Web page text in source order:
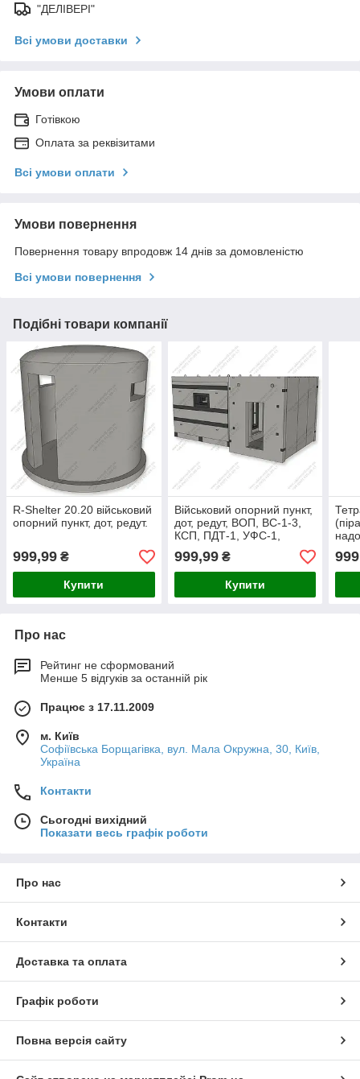
"ДЕЛІВЕРІ"
Всі умови доставки
Умови оплати
Готівкою
Оплата за реквізитами
Всі умови оплати
Умови повернення
Повернення товару впродовж 14 днів за домовленістю
Всі умови повернення
Подібні товари компанії
R-Shelter 20.20 військовий
опорний пункт, дот, редут.
999,99 ₴
Купити
Військовий опорний пункт,
дот, редут, ВОП, ВС-1-3,
КСП, ПДТ-1, УФС-1,
УФС-3
999,99₴
Купити
Про нас
Рейтинг не сформований
Менше 5 відгуків за останній рік
Працює з 17.11.2009
м. Київ
Софіївська Борщагівка, вул. Мала Окружна, 30, Київ,
Україна
Контакти
Сьогодні вихідний
Показати весь графік роботи
Про нас
Контакти
Доставка та оплата
Графік роботи
Повна версія сайту